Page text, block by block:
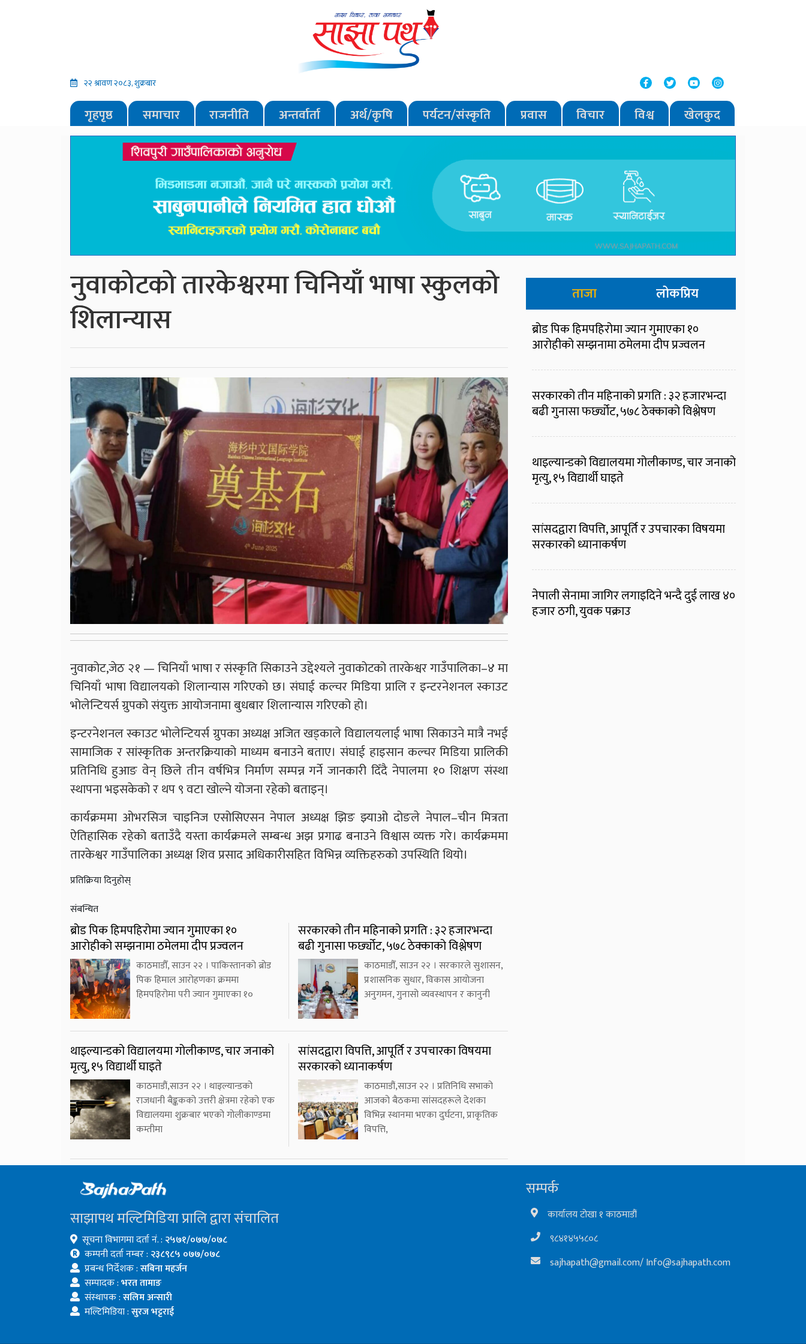
२२ श्रावण २०८३, शुक्रबार
गृहपृष्ठ समाचार राजनीति अन्तर्वार्ता अर्थ/कृषि पर्यटन/संस्कृति प्रवास विचार विश्व खेलकुद
नुवाकोटको तारकेश्वरमा चिनियाँ भाषा स्कुलको
शिलान्यास
नुवाकोट,जेठ २१ — चिनियाँ भाषा र संस्कृति सिकाउने उद्देश्यले नुवाकोटको तारकेश्वर गाउँपालिका–४ मा
चिनियाँ भाषा विद्यालयको शिलान्यास गरिएको छ। संघाई कल्चर मिडिया प्रालि र इन्टरनेशनल स्काउट
भोलेन्टियर्स ग्रुपको संयुक्त आयोजनामा बुधबार शिलान्यास गरिएको हो।
इन्टरनेशनल स्काउट भोलेन्टियर्स ग्रुपका अध्यक्ष अजित खड्काले विद्यालयलाई भाषा सिकाउने मात्रै नभई
सामाजिक र सांस्कृतिक अन्तरक्रियाको माध्यम बनाउने बताए। संघाई हाइसान कल्चर मिडिया प्रालिकी
प्रतिनिधि हुआङ वेन् छिले तीन वर्षभित्र निर्माण सम्पन्न गर्ने जानकारी दिँदै नेपालमा १० शिक्षण संस्था
स्थापना भइसकेको र थप ९ वटा खोल्ने योजना रहेको बताइन्।
कार्यक्रममा ओभरसिज चाइनिज एसोसिएसन नेपाल अध्यक्ष झिङ झ्याओ दोङले नेपाल–चीन मित्रता
ऐतिहासिक रहेको बताउँदै यस्ता कार्यक्रमले सम्बन्ध अझ प्रगाढ बनाउने विश्वास व्यक्त गरे। कार्यक्रममा
तारकेश्वर गाउँपालिका अध्यक्ष शिव प्रसाद अधिकारीसहित विभिन्न व्यक्तिहरुको उपस्थिति थियो।
प्रतिक्रिया दिनुहोस्
संबन्धित
ब्रोड पिक हिमपहिरोमा ज्यान गुमाएका १०
आरोहीको सम्झनामा ठमेलमा दीप प्रज्वलन
काठमाडौँ, साउन २२ । पाकिस्तानको ब्रोड
पिक हिमाल आरोहणका क्रममा
हिमपहिरोमा परी ज्यान गुमाएका १०
सरकारको तीन महिनाको प्रगति : ३२ हजारभन्दा
बढी गुनासा फर्छ्योट, ५७८ ठेक्काको विश्लेषण
काठमाडौँ, साउन २२ । सरकारले सुशासन,
प्रशासनिक सुधार, विकास आयोजना
अनुगमन, गुनासो व्यवस्थापन र कानुनी
थाइल्यान्डको विद्यालयमा गोलीकाण्ड, चार जनाको
मृत्यु, १५ विद्यार्थी घाइते
काठमाडौं,साउन २२ । थाइल्यान्डको
राजधानी बैङ्ककको उत्तरी क्षेत्रमा रहेको एक
विद्यालयमा शुक्रबार भएको गोलीकाण्डमा
कम्तीमा
सांसदद्वारा विपत्ति, आपूर्ति र उपचारका विषयमा
सरकारको ध्यानाकर्षण
काठमाडौं,साउन २२ । प्रतिनिधि सभाको
आजको बैठकमा सांसदहरूले देशका
विभिन्न स्थानमा भएका दुर्घटना, प्राकृतिक
विपत्ति,
ताजा लोकप्रिय
ब्रोड पिक हिमपहिरोमा ज्यान गुमाएका १०
आरोहीको सम्झनामा ठमेलमा दीप प्रज्वलन
सरकारको तीन महिनाको प्रगति : ३२ हजारभन्दा
बढी गुनासा फर्छ्योट, ५७८ ठेक्काको विश्लेषण
थाइल्यान्डको विद्यालयमा गोलीकाण्ड, चार जनाको
मृत्यु, १५ विद्यार्थी घाइते
सांसदद्वारा विपत्ति, आपूर्ति र उपचारका विषयमा
सरकारको ध्यानाकर्षण
नेपाली सेनामा जागिर लगाइदिने भन्दै दुई लाख ४०
हजार ठगी, युवक पक्राउ
साझापथ मल्टिमिडिया प्रालि द्वारा संचालित
सूचना विभागमा दर्ता नं. : २५७१/०७७/०७८
कम्पनी दर्ता नम्बर : २३८९८५ ०७७/०७८
प्रबन्ध निर्देशक :सबिना महर्जन
सम्पादक :भरत तामाङ
संस्थापक :सलिम अन्सारी
मल्टिमिडिया :सुरज भट्टराई
सम्पर्क
कार्यालय टोखा १ काठमाडौं
९८४१४५५८०८
sajhapath@gmail.com/Info@sajhapath.com